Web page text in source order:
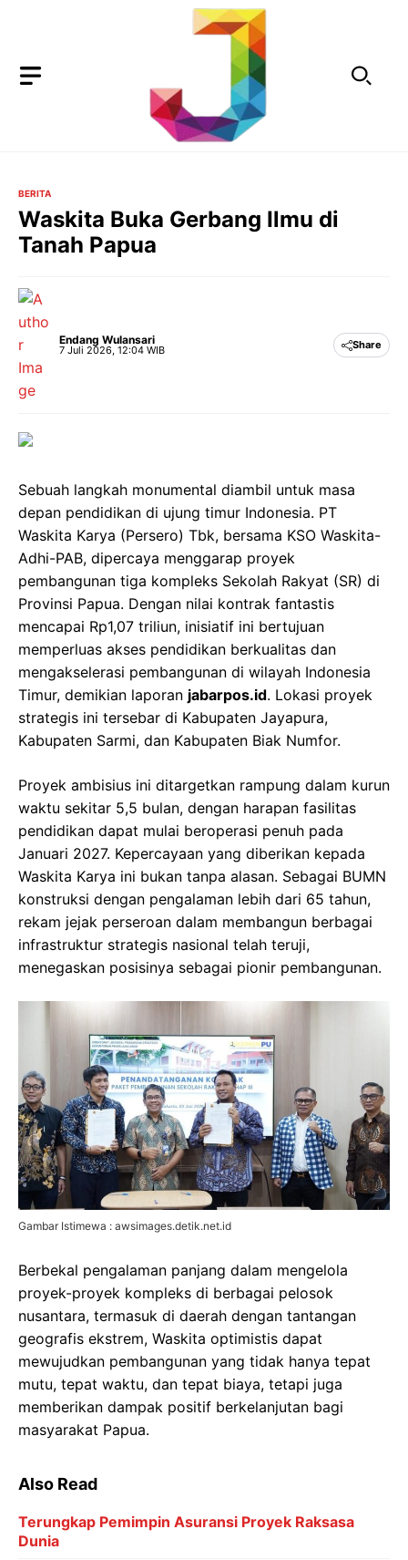
BERITA
Waskita Buka Gerbang Ilmu di
Tanah Papua
Endang Wulansari
7 Juli 2026, 12:04 WIB Share
Sebuah langkah monumental diambil untuk masa
depan pendidikan di ujung timur Indonesia. PT
Waskita Karya (Persero) Tbk, bersama KSO Waskita-
Adhi-PAB, dipercaya menggarap proyek
pembangunan tiga kompleks Sekolah Rakyat (SR) di
Provinsi Papua. Dengan nilai kontrak fantastis
mencapai Rp1,07 triliun, inisiatif ini bertujuan
memperluas akses pendidikan berkualitas dan
mengakselerasi pembangunan di wilayah Indonesia
Timur, demikian laporan jabarpos.id. Lokasi proyek
strategis ini tersebar di Kabupaten Jayapura,
Kabupaten Sarmi, dan Kabupaten Biak Numfor.
Proyek ambisius ini ditargetkan rampung dalam kurun
waktu sekitar 5,5 bulan, dengan harapan fasilitas
pendidikan dapat mulai beroperasi penuh pada
Januari 2027. Kepercayaan yang diberikan kepada
Waskita Karya ini bukan tanpa alasan. Sebagai BUMN
konstruksi dengan pengalaman lebih dari 65 tahun,
rekam jejak perseroan dalam membangun berbagai
infrastruktur strategis nasional telah teruji,
menegaskan posisinya sebagai pionir pembangunan.
Gambar Istimewa : awsimages.detik.net.id
Berbekal pengalaman panjang dalam mengelola
proyek-proyek kompleks di berbagai pelosok
nusantara, termasuk di daerah dengan tantangan
geografis ekstrem, Waskita optimistis dapat
mewujudkan pembangunan yang tidak hanya tepat
mutu, tepat waktu, dan tepat biaya, tetapi juga
memberikan dampak positif berkelanjutan bagi
masyarakat Papua.
Also Read
Terungkap Pemimpin Asuransi Proyek Raksasa
Dunia